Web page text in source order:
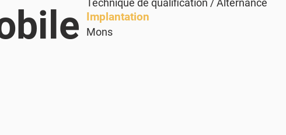
Technique de qualification / Alternance
Implantation
Mons